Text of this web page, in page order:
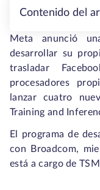
Contenido del
Meta anunció
desarrollar su
trasladar
procesadores
lanzar cuatro
Training and
El programa de
con Broadcom,
está a cargo de